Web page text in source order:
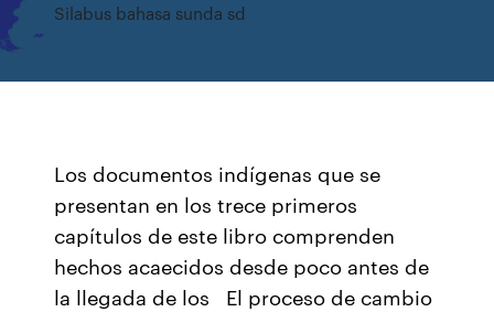
Silabus bahasa sunda sd
Los documentos indígenas que se
presentan en los trece primeros
capítulos de este libro comprenden
hechos acaecidos desde poco antes de
la llegada de los El proceso de cambio